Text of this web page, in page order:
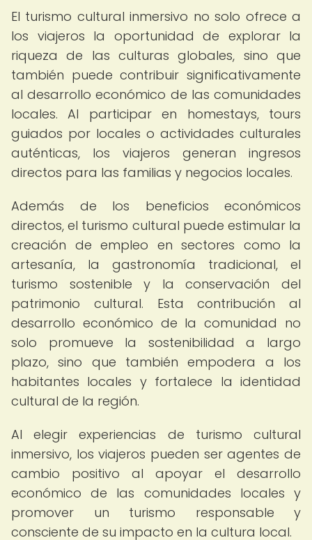
El turismo cultural inmersivo no solo ofrece a
los viajeros la oportunidad de explorar la
riqueza de las culturas globales, sino que
también puede contribuir significativamente
al desarrollo económico de las comunidades
locales. Al participar en homestays, tours
guiados por locales o actividades culturales
auténticas, los viajeros generan ingresos
directos para las familias y negocios locales.
Además de los beneficios económicos
directos, el turismo cultural puede estimular la
creación de empleo en sectores como la
artesanía, la gastronomía tradicional, el
turismo sostenible y la conservación del
patrimonio cultural. Esta contribución al
desarrollo económico de la comunidad no
solo promueve la sostenibilidad a largo
plazo, sino que también empodera a los
habitantes locales y fortalece la identidad
cultural de la región.
Al elegir experiencias de turismo cultural
inmersivo, los viajeros pueden ser agentes de
cambio positivo al apoyar el desarrollo
económico de las comunidades locales y
promover un turismo responsable y
consciente de su impacto en la cultura local.